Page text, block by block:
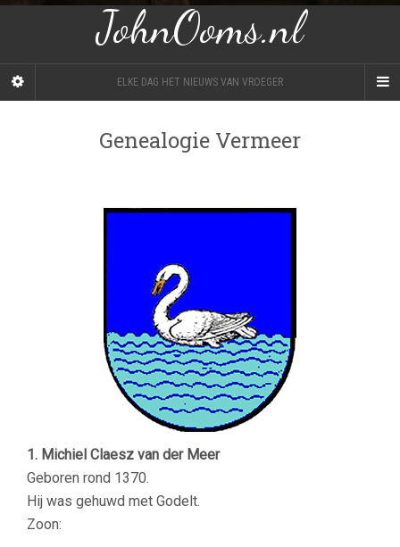
JohnOoms.nl
ELKE DAG HET NIEUWS VAN VROEGER
Genealogie Vermeer
1. Michiel Claesz van der Meer
Geboren rond 1370.
Hij was gehuwd met Godelt.
Zoon: